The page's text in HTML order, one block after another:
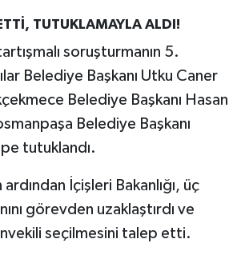
TUTUKLAMAYLA ALDI!
soruşturmanın 5.
Belediye Başkanı Utku Caner
Belediye Başkanı Hasan
Belediye Başkanı
tutuklandı.
İçişleri Bakanlığı, üç
görevden uzaklaştırdı ve
seçilmesini talep etti.